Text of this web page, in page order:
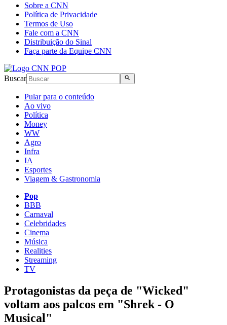
Sobre a CNN
Política de Privacidade
Termos de Uso
Fale com a CNN
Distribuição do Sinal
Faça parte da Equipe CNN
Buscar
Pular para o conteúdo
Ao vivo
Política
Money
WW
Agro
Infra
IA
Esportes
Viagem & Gastronomia
Pop
BBB
Carnaval
Celebridades
Cinema
Música
Realities
Streaming
TV
Protagonistas da peça de "Wicked"
voltam aos palcos em "Shrek - O
Musical"